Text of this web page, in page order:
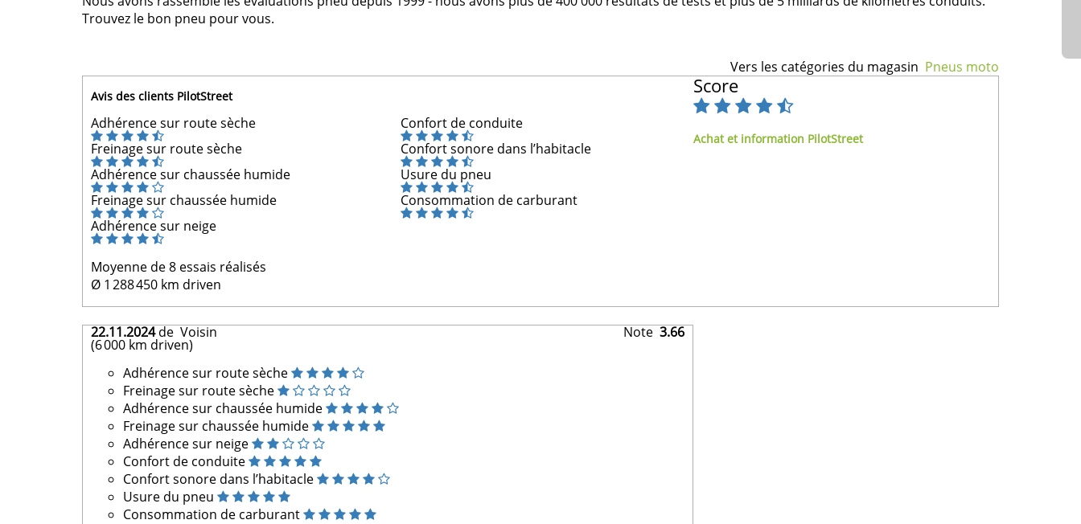
Trouvez le bon pneu pour vous.
Vers les catégories du magasin Pneus moto
Avis des clients PilotStreet
Adhérence sur route sèche
Freinage sur route sèche
Adhérence sur chaussée humide
Freinage sur chaussée humide
Adhérence sur neige
Confort de conduite
Confort sonore dans l’habitacle
Usure du pneu
Consommation de carburant
Moyenne de 8 essais réalisés
Ø 1 288 450 km driven
Score
Achat et information PilotStreet
22.11.2024de Voisin Note3.66
(6 000 km driven)
Adhérence sur route sèche
Freinage sur route sèche
Adhérence sur chaussée humide
Freinage sur chaussée humide
Adhérence sur neige
Confort de conduite
Confort sonore dans l’habitacle
Usure du pneu
Consommation de carburant